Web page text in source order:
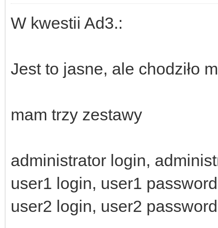
W kwestii Ad3.:
Jest to jasne, ale chodziło
mam trzy zestawy
administrator login,
user1 login, user1
user2 login, user2